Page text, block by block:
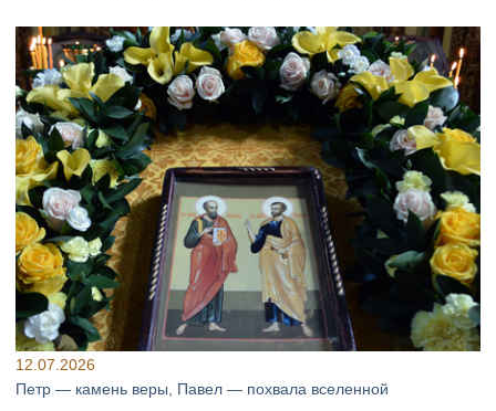
12.07.2026
Петр — камень веры, Павел — похвала вселенной